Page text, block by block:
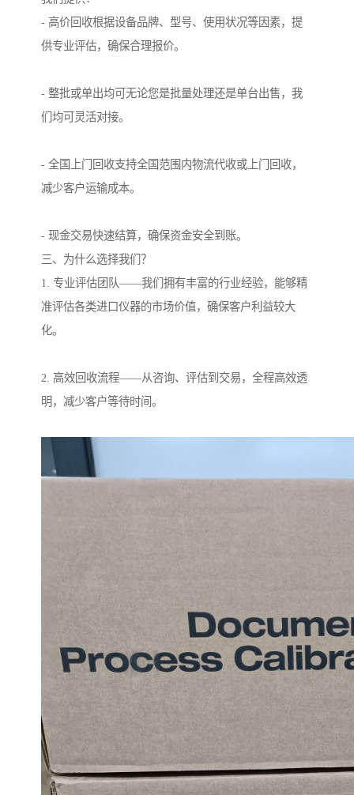
- 高价回收根据设备品牌、型号、使用状况等因素，提
供专业评估，确保合理报价。
- 整批或单出均可无论您是批量处理还是单台出售，我
们均可灵活对接。
- 全国上门回收支持全国范围内物流代收或上门回收，
减少客户运输成本。
- 现金交易快速结算，确保资金安全到账。
三、为什么选择我们？
1. 专业评估团队——我们拥有丰富的行业经验，能够精
准评估各类进口仪器的市场价值，确保客户利益较大
化。
2. 高效回收流程——从咨询、评估到交易，全程高效透
明，减少客户等待时间。